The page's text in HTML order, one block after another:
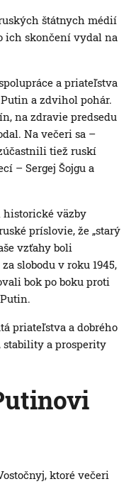
štátnych médií
ich skončení vydal na
a priateľstva
a zdvihol pohár.
na zdravie predsedu
Na večeri sa –
tiež ruskí
– Sergej Šojgu a
väzby
príslovie, že „starý
vzťahy boli
slobodu v roku 1945,
bok po boku proti
priateľstva a dobrého
stability a prosperity
ktoré večeri